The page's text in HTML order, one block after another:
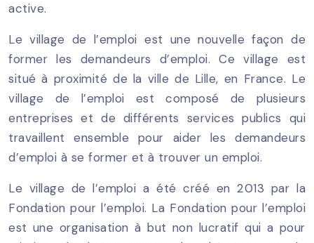
active.
Le village de l’emploi est une nouvelle façon de
former les demandeurs d’emploi. Ce village est
situé à proximité de la ville de Lille, en France. Le
village de l’emploi est composé de plusieurs
entreprises et de différents services publics qui
travaillent ensemble pour aider les demandeurs
d’emploi à se former et à trouver un emploi.
Le village de l’emploi a été créé en 2013 par la
Fondation pour l’emploi. La Fondation pour l’emploi
est une organisation à but non lucratif qui a pour